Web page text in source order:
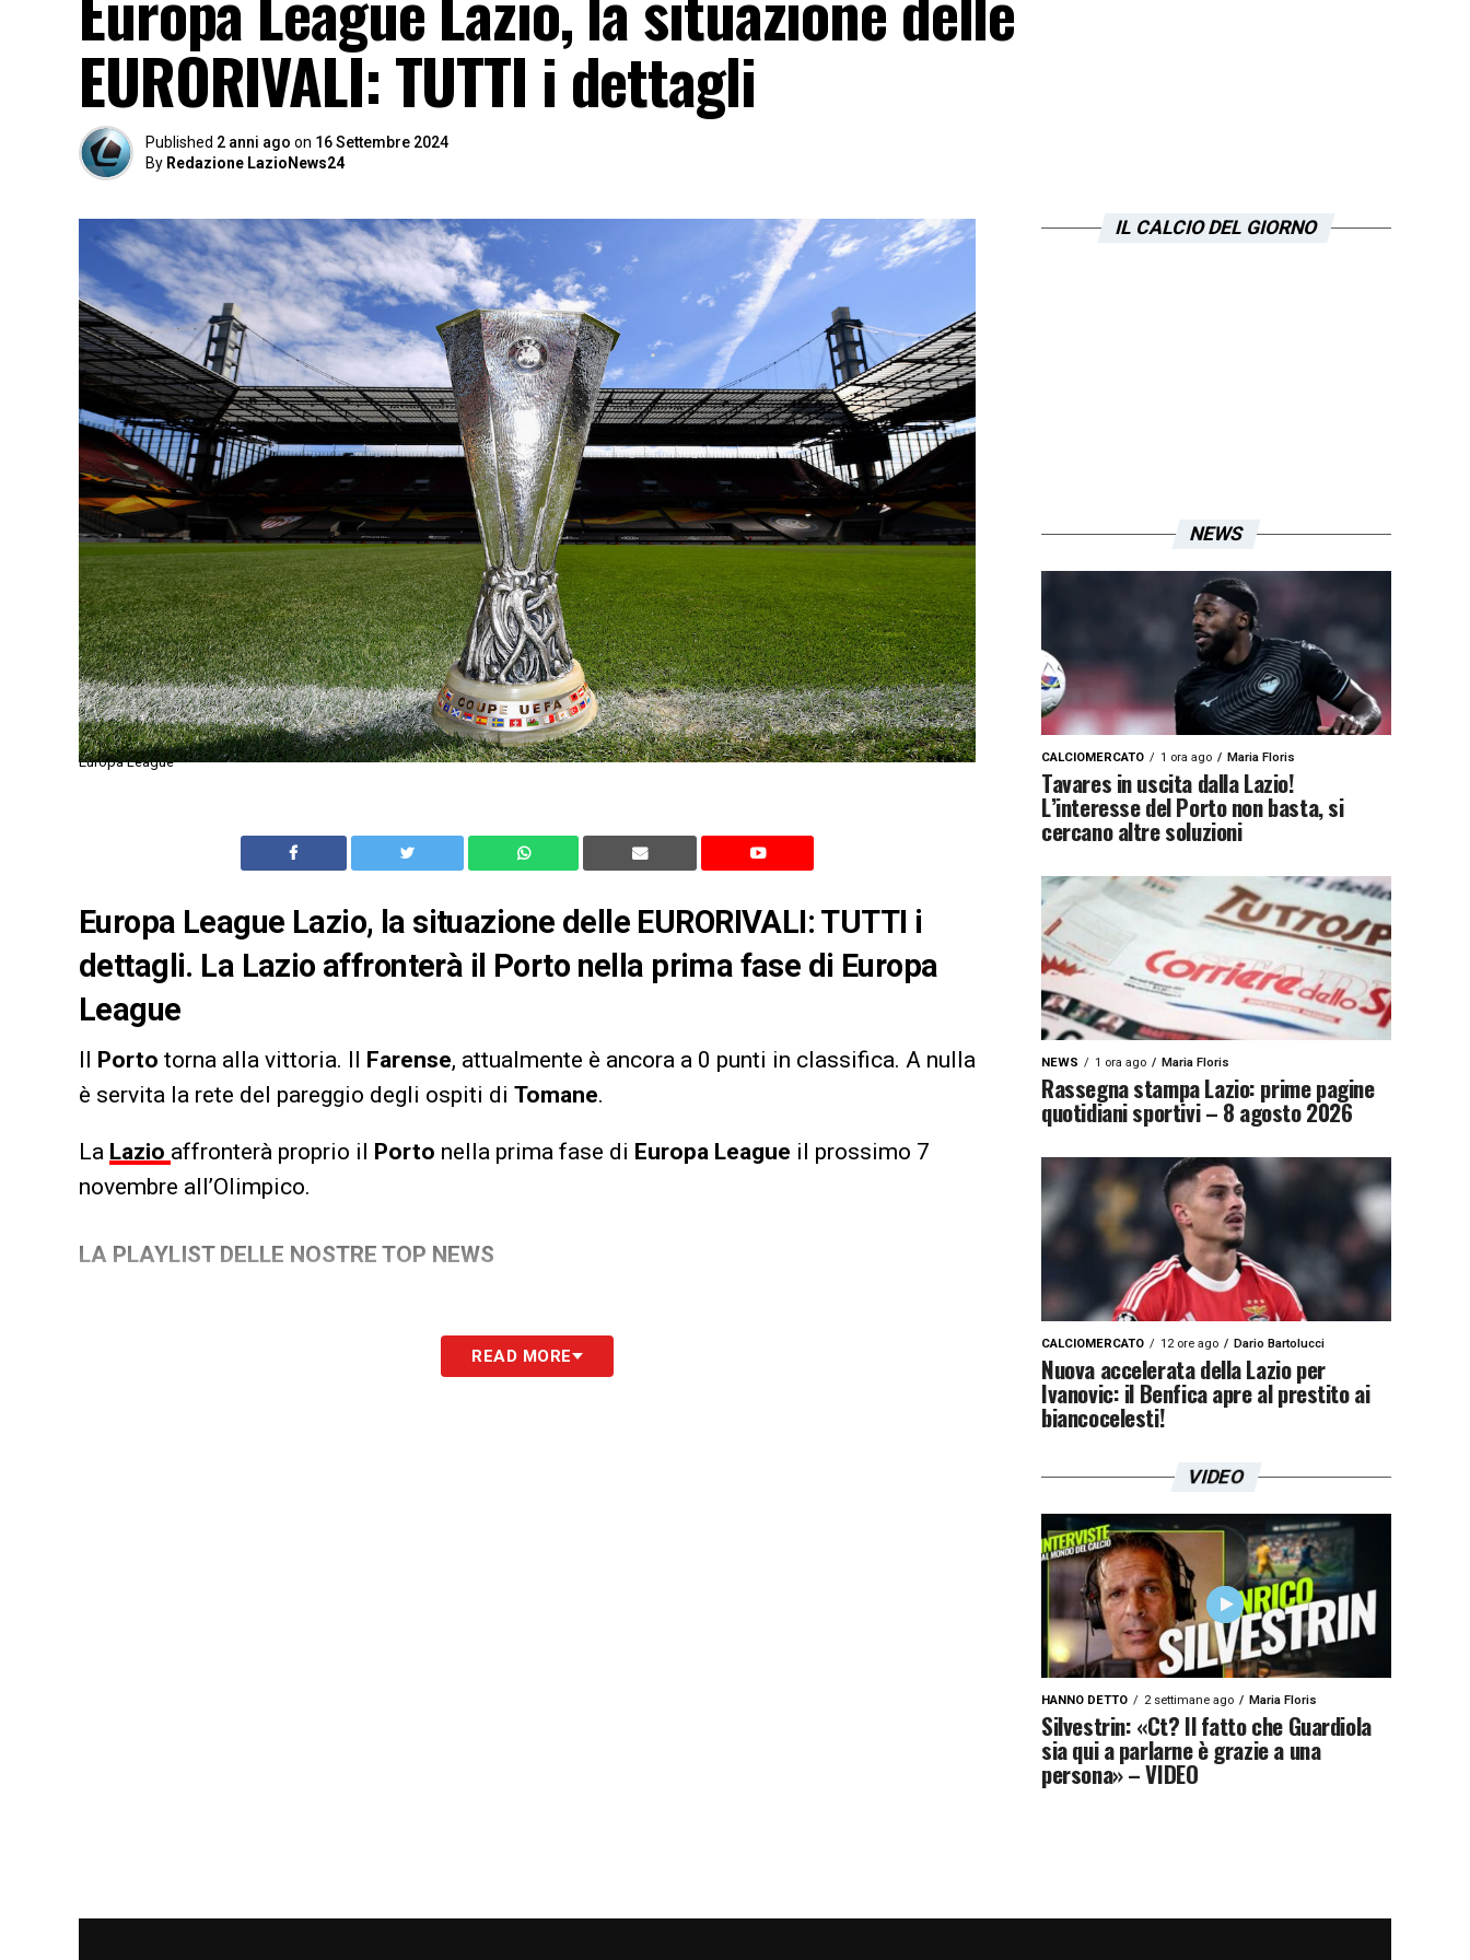
EURORIVALI: TUTTI i dettagli
Published 2 anni ago on 16 Settembre 2024
By Redazione LazioNews24
Europa League
Europa League Lazio, la situazione delle EURORIVALI: TUTTI i
dettagli. La Lazio affronterà il Porto nella prima fase di Europa
League
Porto torna alla vittoria. Il Farense, attualmente è ancora a 0 punti in classifica. A nulla
è servita la rete del pareggio degli ospiti di Tomane.
La Lazio affronterà proprio il Porto nella prima fase di Europa League il prossimo 7
novembre all’Olimpico.
LA PLAYLIST DELLE NOSTRE TOP NEWS
READ MORE
IL CALCIO DEL GIORNO
NEWS
CALCIOMERCATO 1 ora ago Maria Floris
Tavares in uscita dalla Lazio!
L’interesse del Porto non basta, si
cercano altre soluzioni
NEWS 1 ora ago Maria Floris
Rassegna stampa Lazio: prime pagine
quotidiani sportivi – 8 agosto 2026
CALCIOMERCATO 12 ore ago Dario Bartolucci
Nuova accelerata della Lazio per
Ivanovic: il Benfica apre al prestito ai
biancocelesti!
VIDEO
HANNO DETTO 2 settimane ago Maria Floris
Silvestrin: «Ct? Il fatto che Guardiola
sia qui a parlarne è grazie a una
persona» – VIDEO